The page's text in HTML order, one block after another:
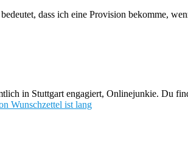
dass ich eine Provision bekomme,
in Stuttgart engagiert, Onlinejunkie. Du
Wunschzettel ist lang